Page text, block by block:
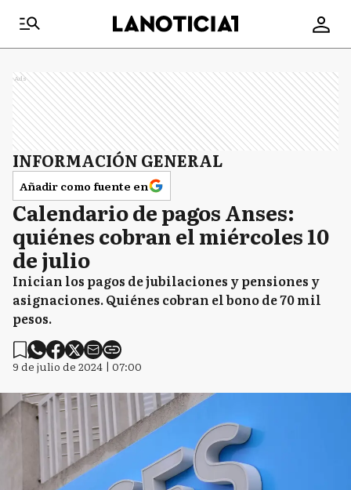
Ads
INFORMACIÓN GENERAL
Añadir como fuente en
Calendario de pagos Anses:
quiénes cobran el miércoles 10
de julio
Inician los pagos de jubilaciones y pensiones y
asignaciones. Quiénes cobran el bono de 70 mil
pesos.
9 de julio de 2024 | 07:00